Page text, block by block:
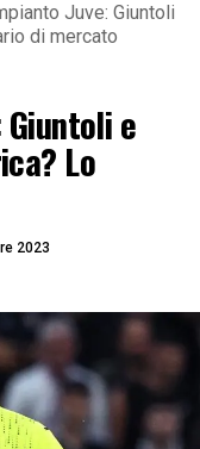
Juve: Giuntoli
di mercato
e
Lo
2023